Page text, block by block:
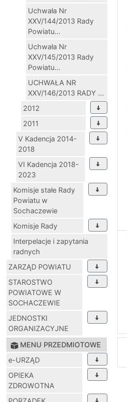
Uchwała Nr
XXV/144/2013 Rady
Powiatu...
Uchwała Nr
XXV/145/2013 Rady
Powiatu...
UCHWAŁA NR
XXV/146/2013 RADY ...
2012
2011
V Kadencja 2014-
2018
VI Kadencja 2018-
2023
Komisje stałe Rady
Powiatu w
Sochaczewie
Komisje Rady
Interpelacje i zapytania
radnych
ZARZĄD POWIATU
STAROSTWO
POWIATOWE W
SOCHACZEWIE
JEDNOSTKI
ORGANIZACYJNE
MENU PRZEDMIOTOWE
e-URZĄD
OPIEKA
ZDROWOTNA